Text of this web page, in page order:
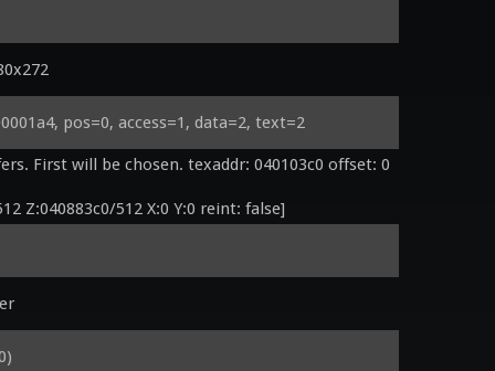
pos=0, access=1, data=2, text=2
First will be chosen. texaddr: 040103c0 offset: 0
Z:040883c0/512 X:0 Y:0 reint: false]